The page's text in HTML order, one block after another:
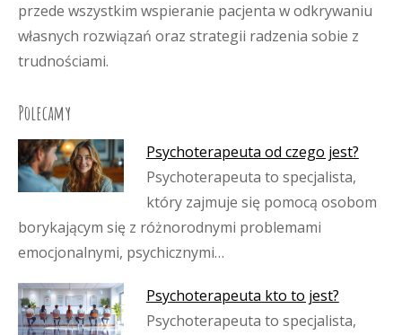
przede wszystkim wspieranie pacjenta w odkrywaniu
własnych rozwiązań oraz strategii radzenia sobie z
trudnościami.
Polecamy
Psychoterapeuta od czego jest?
Psychoterapeuta to specjalista,
który zajmuje się pomocą osobom
borykającym się z różnorodnymi problemami
emocjonalnymi, psychicznymi…
Psychoterapeuta kto to jest?
Psychoterapeuta to specjalista,